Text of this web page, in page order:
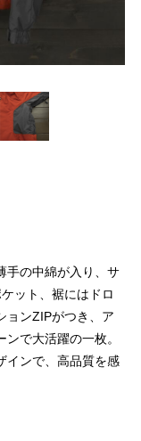
手の中綿が入り、サ
ット、裾にはドロ
ョンZIPがつき、ア
で大活躍の一枚。
インで、高品質を感